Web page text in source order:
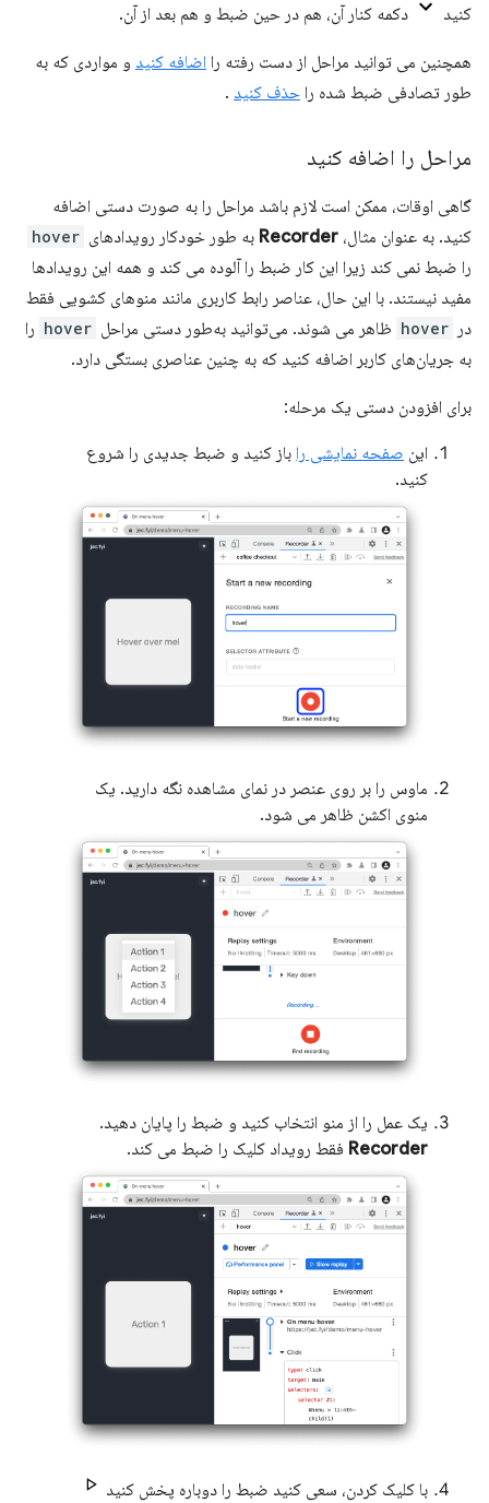
کنید دکمه کنار آن، هم در حین ضبط و هم بعد از آن.
همچنین می توانید مراحل از دست رفته را اضافه کنید و مواردی که به
طور تصادفی ضبط شده را حذف کنید .
مراحل را اضافه کنید
گاهی اوقات، ممکن است لازم باشد مراحل را به صورت دستی اضافه
کنید. به عنوان مثال، Recorder به طور خودکار رویدادهای hover
را ضبط نمی کند زیرا این کار ضبط را آلوده می کند و همه این رویدادها
مفید نیستند. با این حال، عناصر رابط کاربری مانند منوهای کشویی فقط
در hover ظاهر می شوند. می‌توانید به‌طور دستی مراحل hover را
به جریان‌های کاربر اضافه کنید که به چنین عناصری بستگی دارد.
برای افزودن دستی یک مرحله:
این صفحه نمایشی را باز کنید و ضبط جدیدی را شروع
کنید.
ماوس را بر روی عنصر در نمای مشاهده نگه دارید. یک
منوی اکشن ظاهر می شود.
یک عمل را از منو انتخاب کنید و ضبط را پایان دهید.
Recorder فقط رویداد کلیک را ضبط می کند.
با کلیک کردن، سعی کنید ضبط را دوباره پخش کنید